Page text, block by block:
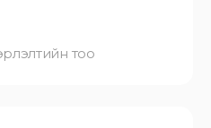
тоо